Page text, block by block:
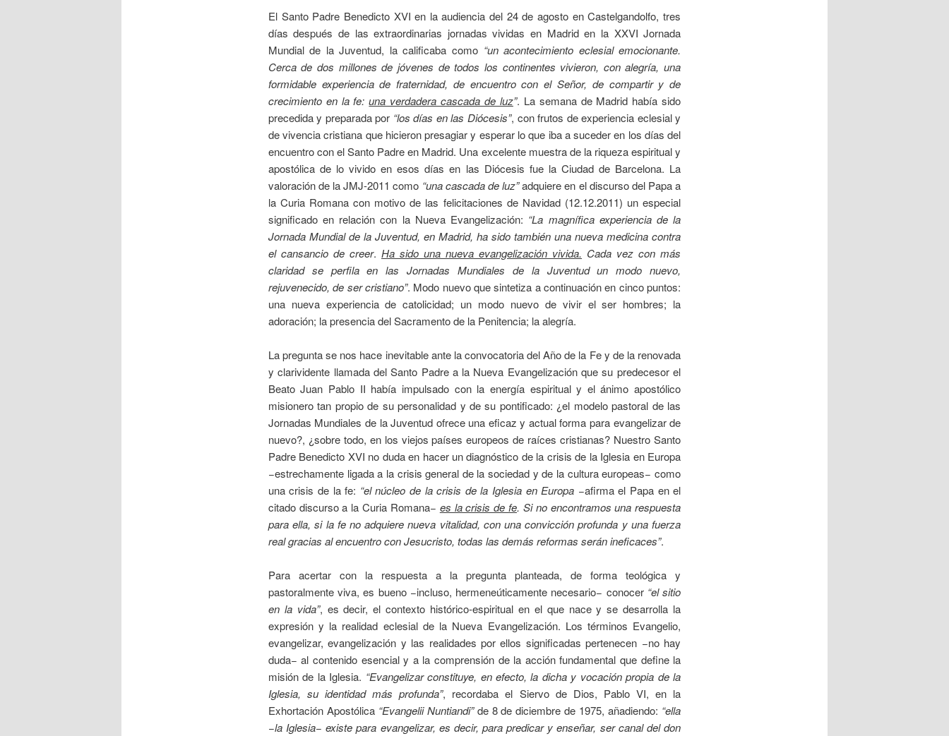
El Santo Padre Benedicto XVI en la audiencia del 24 de agosto en Castelgandolfo, tres
días después de las extraordinarias jornadas vividas en Madrid en la XXVI Jornada
Mundial de la Juventud, la calificaba como “un acontecimiento eclesial emocionante.
Cerca de dos millones de jóvenes de todos los continentes vivieron, con alegría, una
formidable experiencia de fraternidad, de encuentro con el Señor, de compartir y de
crecimiento en la fe:una verdadera cascada de luz”. La semana de Madrid había sido
precedida y preparada por “los días en las Diócesis”, con frutos de experiencia eclesial y
de vivencia cristiana que hicieron presagiar y esperar lo que iba a suceder en los días del
encuentro con el Santo Padre en Madrid. Una excelente muestra de la riqueza espiritual y
apostólica de lo vivido en esos días en las Diócesis fue la Ciudad de Barcelona. La
valoración de la JMJ-2011 como “una cascada de luz”adquiere en el discurso del Papa a
la Curia Romana con motivo de las felicitaciones de Navidad (12.12.2011) un especial
significado en relación con la Nueva Evangelización: “La magnífica experiencia de la
Jornada Mundial de la Juventud, en Madrid, ha sido también una nueva medicina contra
el cansancio de creer. Ha sido una nueva evangelización vivida. Cada vez con más
claridad se perfila en las Jornadas Mundiales de la Juventud un modo nuevo,
rejuvenecido, de ser cristiano”. Modo nuevo que sintetiza a continuación en cinco puntos:
una nueva experiencia de catolicidad; un modo nuevo de vivir el ser hombres; la
adoración; la presencia del Sacramento de la Penitencia; la alegría.
La pregunta se nos hace inevitable ante la convocatoria del Año de la Fe y de la renovada
y clarividente llamada del Santo Padre a la Nueva Evangelización que su predecesor el
Beato Juan Pablo II había impulsado con la energía espiritual y el ánimo apostólico
misionero tan propio de su personalidad y de su pontificado: ¿el modelo pastoral de las
Jornadas Mundiales de la Juventud ofrece una eficaz y actual forma para evangelizar de
nuevo?, ¿sobre todo, en los viejos países europeos de raíces cristianas? Nuestro Santo
Padre Benedicto XVI no duda en hacer un diagnóstico de la crisis de la Iglesia en Europa
−estrechamente ligada a la crisis general de la sociedad y de la cultura europeas− como
una crisis de la fe: “el núcleo de la crisis de la Iglesia en Europa −afirma el Papa en el
citado discurso a la Curia Romana− es la crisis de fe. Si no encontramos una respuesta
para ella, si la fe no adquiere nueva vitalidad, con una convicción profunda y una fuerza
real gracias al encuentro con Jesucristo, todas las demás reformas serán ineficaces”.
Para acertar con la respuesta a la pregunta planteada, de forma teológica y
pastoralmente viva, es bueno −incluso, hermeneúticamente necesario− conocer “el sitio
en la vida”, es decir, el contexto histórico-espiritual en el que nace y se desarrolla la
expresión y la realidad eclesial de la Nueva Evangelización. Los términos Evangelio,
evangelizar, evangelización y las realidades por ellos significadas pertenecen −no hay
duda− al contenido esencial y a la comprensión de la acción fundamental que define la
misión de la Iglesia. “Evangelizar constituye, en efecto, la dicha y vocación propia de la
Iglesia, su identidad más profunda”, recordaba el Siervo de Dios, Pablo VI, en la
Exhortación Apostólica “Evangelii Nuntiandi”de 8 de diciembre de 1975, añadiendo: “ella
−la Iglesia− existe para evangelizar, es decir, para predicar y enseñar, ser canal del don